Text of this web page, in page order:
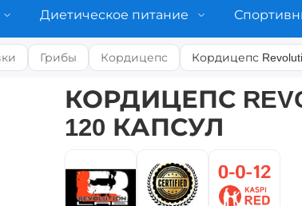
Диетическое питание
Грибы Кордицепс Кордицепс
КОРДИЦЕПС
120 КАПСУЛ